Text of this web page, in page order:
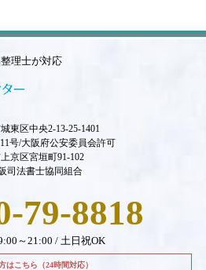
理士が対応
東区中央2-13-25-1401
号/大阪府公安委員会許可
京区宮垣町91-102
司法書士協同組合
79-8818
～21:00 / 土日祝OK
はこちら（24時間対応）